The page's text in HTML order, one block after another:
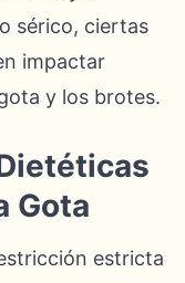
sérico, ciertas
impactar
y los brotes.
Gota
estricta